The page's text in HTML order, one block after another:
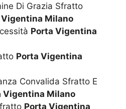
Di Grazia Sfratto
Vigentina Milano
Porta Vigentina
Porta Vigentina
Convalida Sfratto E
Vigentina Milano
Porta Vigentina